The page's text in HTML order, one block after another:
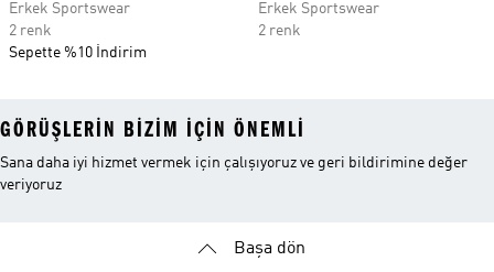
Erkek Sportswear
2 renk
Sepette %10 İndirim
Erkek Sportswear
2 renk
GÖRÜŞLERIN BIZIM IÇIN ÖNEMLI
Sana daha iyi hizmet vermek için çalışıyoruz ve geri bildirimine değer
veriyoruz
Başa dön